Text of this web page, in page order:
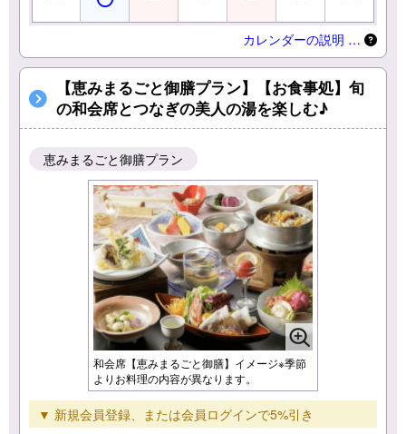
カレンダーの説明 …
【恵みまるごと御膳プラン】【お食事処】旬
の和会席とつなぎの美人の湯を楽しむ♪
恵みまるごと御膳プラン
和会席【恵みまるごと御膳】イメージ※季節
よりお料理の内容が異なります。
▼ 新規会員登録、または会員ログインで5%引き